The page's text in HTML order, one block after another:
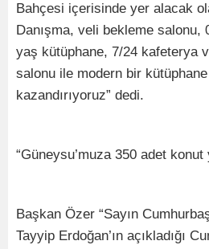
Bahçesi içerisinde yer alacak
Danışma, veli bekleme
yaş kütüphane, 7/24 kafeterya
salonu ile modern bir
kazandırıyoruz” dedi.
“Güneysu’muza 350 adet konut
Başkan Özer “Sayın
Tayyip Erdoğan’ın açıkladığı